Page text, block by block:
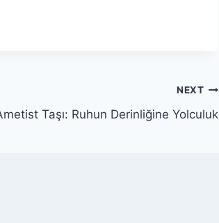
NEXT
Taşı: Ruhun Derinliğine Yolculuk